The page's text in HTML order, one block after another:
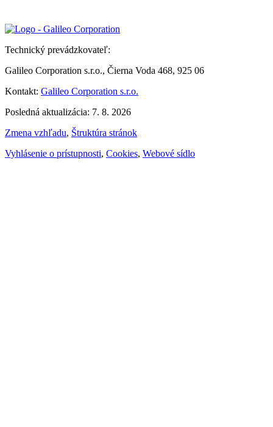
Technický prevádzkovateľ:
Galileo Corporation s.r.o., Čierna Voda 468, 925 06
Kontakt: Galileo Corporation s.r.o.
Posledná aktualizácia: 7. 8. 2026
Zmena vzhľadu, Štruktúra stránok
Vyhlásenie o prístupnosti, Cookies, Webové sídlo